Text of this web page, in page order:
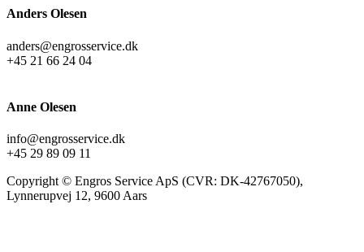
Anders Olesen
anders@engrosservice.dk
+45 21 66 24 04
Anne Olesen
info@engrosservice.dk
+45 29 89 09 11
Copyright © Engros Service ApS (CVR: DK-42767050),
Lynnerupvej 12, 9600 Aars